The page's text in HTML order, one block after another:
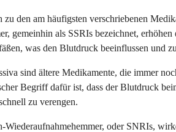
zu den am häufigsten verschriebenen
gemeinhin als SSRIs bezeichnet,
was den Blutdruck beeinflussen und
sind ältere Medikamente, die immer
Begriff dafür ist, dass der Blutdruck
zu verengen.
Wiederaufnahmehemmer, oder SNRIs,